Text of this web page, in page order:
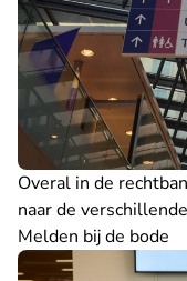
Overal in de
naar de
Melden bij de bode